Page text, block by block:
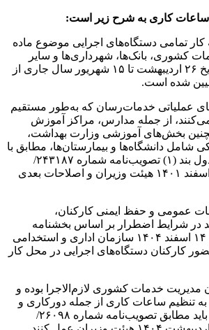
کاری به شرح زیر است:
کار تمامی دستگاه‌های اجرایی موضوع ماده
کشوری، بانک‌ها، شهرداری‌ها و سایر
نهادهای عمومی از تاریخ ۲۶ اردیبهشت تا ۱۵ شهریور سال جاری از
عملیاتی خدمات‌رسان که به‌طور مستقیم
از جمله مدارس، مراکز آموزش
بخش‌های آموزشی وزارت بهداشت،
دانشگاه‌ها و بیمارستان‌ها، مطابق با
ردیف‌های (۴) و (۶) جدول بند (۱) تصویب‌نامه شماره ۲۴۳۱۸۷/
ت۶۱۰۱۱هـ مورخ ۲۸ اسفند ۱۴۰۱ هیئت وزیران و اصلاحات بعدی
عمومی و حفظ ایمنی کارکنان،
در شرایط اضطرار بر اساس بخشنامه
شماره ۱۰۷۳۵۷ مورخ ۱۴ اسفند ۱۴۰۴ سازمان اداری و استخدامی
کارکنان دستگاه‌های اجرایی در محل کار
(۸۷) قانون مدیریت خدمات کشوری لازم‌الاجرا بوده و
تنظیم ساعات کاری از جمله دورکاری و
شناوری نیز دستگاه‌ها باید مطابق تصویب‌نامه شماره ۲۶۰۹۸/